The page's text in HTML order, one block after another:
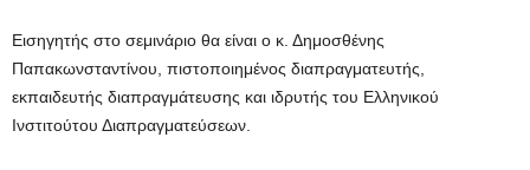
Εισηγητής στο σεμινάριο θα είναι ο κ. Δημοσθένης
Παπακωνσταντίνου, πιστοποιημένος διαπραγματευτής,
εκπαιδευτής διαπραγμάτευσης και ιδρυτής του Ελληνικού
Ινστιτούτου Διαπραγματεύσεων.